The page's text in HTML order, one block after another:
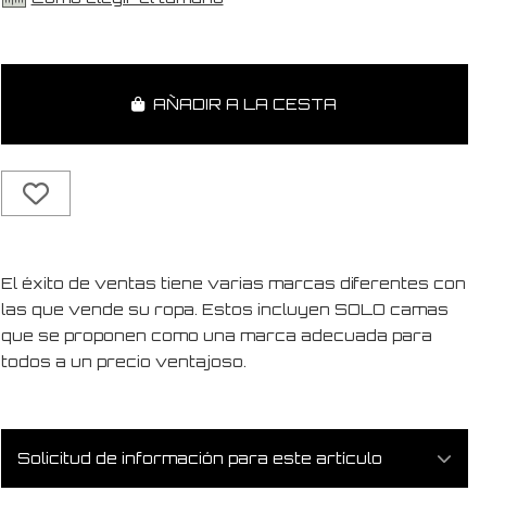
AÑADIR A LA CESTA
El éxito de ventas tiene varias marcas diferentes con
las que vende su ropa. Estos incluyen SOLO camas
que se proponen como una marca adecuada para
todos a un precio ventajoso.
Solicitud de información para este artículo